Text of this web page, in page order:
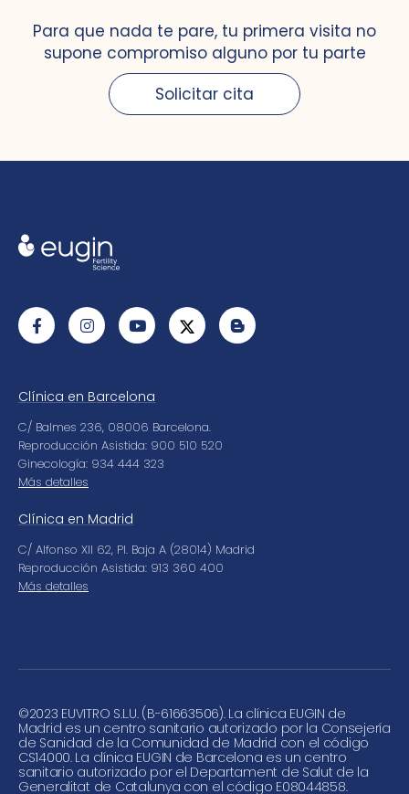
Para que nada te pare, tu primera visita no
supone compromiso alguno por tu parte
Solicitar cita
Clínica en Barcelona
C/ Balmes 236, 08006 Barcelona.
Reproducción Asistida: 900 510 520
Ginecología: 934 444 323
Más detalles
Clínica en Madrid
C/ Alfonso XII 62, Pl. Baja A (28014) Madrid
Reproducción Asistida: 913 360 400
Más detalles
©2023 EUVITRO S.L.U. (B-61663506). La clínica EUGIN de
Madrid es un centro sanitario autorizado por la Consejería
de Sanidad de la Comunidad de Madrid con el código
CS14000. La clínica EUGIN de Barcelona es un centro
sanitario autorizado por el Departament de Salut de la
Generalitat de Catalunya con el código E08044858.